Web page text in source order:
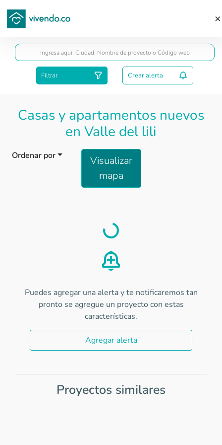
Filtrar Crear alerta
Casas y apartamentos nuevos
en Valle del lili
Ordenar por
Visualizar
mapa
Load
Puedes agregar una alerta y te notificaremos tan
pronto se agregue un proyecto con estas
características.
Agregar alerta
Proyectos similares